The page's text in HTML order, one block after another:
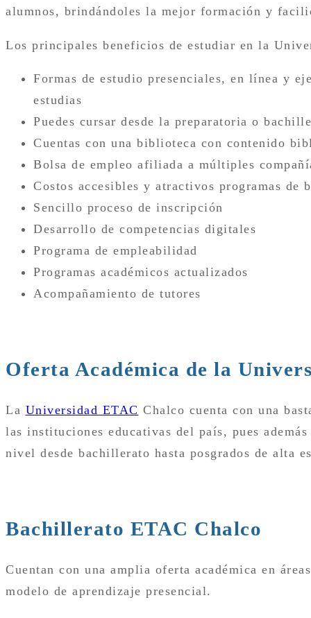
alumnos, brindándoles la mejor formación y
Los principales beneficios de estudiar en la
Formas de estudio presenciales, en línea y
estudias
Puedes cursar desde la preparatoria o
Cuentas con una biblioteca con contenido
Bolsa de empleo afiliada a múltiples
Costos accesibles y atractivos programas de
Sencillo proceso de inscripción
Desarrollo de competencias digitales
Programa de empleabilidad
Programas académicos actualizados
Acompañamiento de tutores
Oferta Académica de la
La Universidad ETAC Chalco cuenta con una
las instituciones educativas del país, pues
nivel desde bachillerato hasta posgrados de alta
Bachillerato ETAC Chalco
Cuentan con una amplia oferta académica en
modelo de aprendizaje presencial.